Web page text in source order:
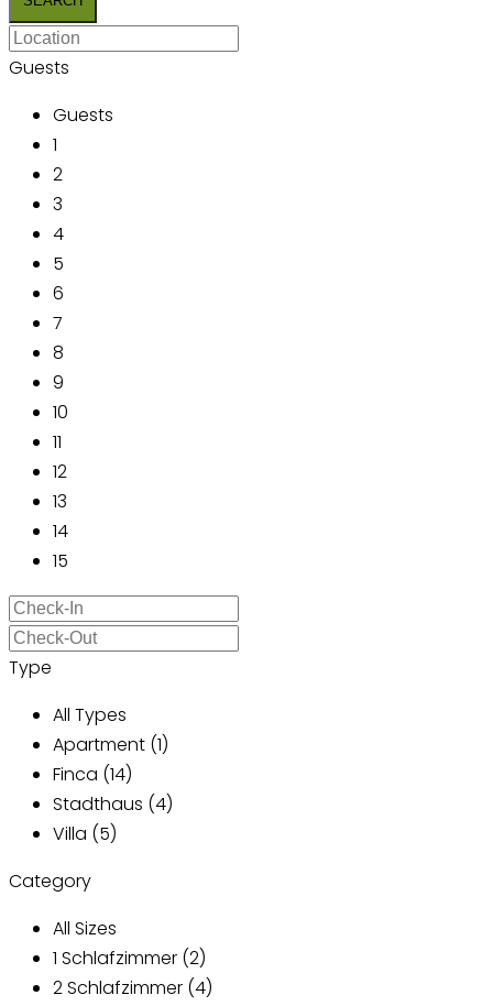
Guests
Guests
1
2
3
4
5
6
7
8
9
10
11
12
13
14
15
Type
All Types
Apartment (1)
Finca (14)
Stadthaus (4)
Villa (5)
Category
All Sizes
1 Schlafzimmer (2)
2 Schlafzimmer (4)